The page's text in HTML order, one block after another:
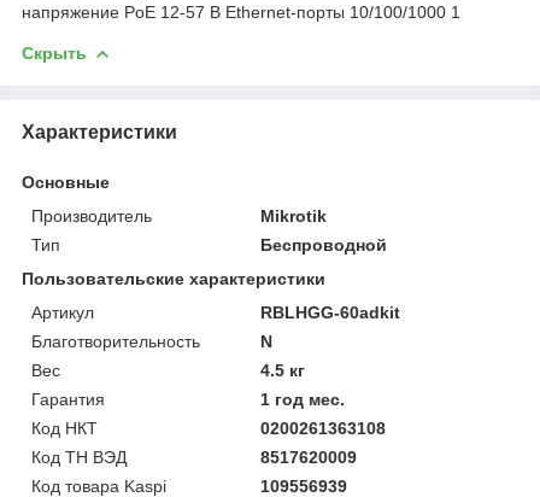
напряжение PoE 12-57 В Ethernet-порты 10/100/1000 1
Скрыть
Характеристики
Основные
Производитель
Mikrotik
Тип
Беспроводной
Пользовательские характеристики
Артикул
RBLHGG-60adkit
Благотворительность
N
Вес
4.5 кг
Гарантия
1 год мес.
Код НКТ
0200261363108
Код ТН ВЭД
8517620009
Код товара Kaspi
109556939